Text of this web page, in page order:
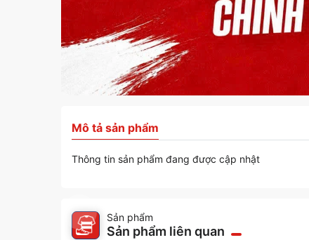
Mô tả sản phẩm
Thông tin sản phẩm đang được cập nhật
Sản phẩm
Sản phẩm liên quan